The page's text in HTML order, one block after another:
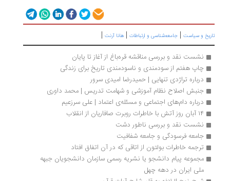
و سیاست |جامعه‌شناسی و ارتباطات |هانا آرنت |
نشست نقد و بررسی مناقشه قره‌باغ از آغاز تا پایان
چاپ هفتم از سودمندی و ناسودمندی تاریخ برای زندگی
درباره تراژدی تنهایی | حمیدرضا امیدی سرور
جنبش اصلاح نظام آموزشی و شهامت تدریس | محمد داوری
درباره دام‏‌های اجتماعی و مسئله‌ی اعتماد | علی سرزعیم
نشست نقد و بررسی ناطور دشت
جامعه فرسودگی و جامعه شفافیت
ترجمه خاطرات بولتون از اتاقی که در آن اتفاق افتاد
مجموعه پیام دانشجو یا نشریه رسمی سازمان دانشجویان جبهه
ملی ایران در دهه چهل